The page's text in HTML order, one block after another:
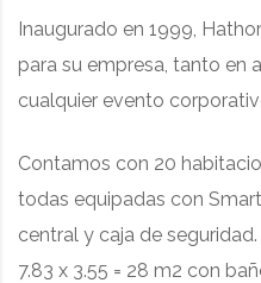
Contamos con 20
todas equipadas con
central y caja de
7.83 x 3.55 = 28 m2 con
Inaugurado en 1999,
para su empresa, tanto en
cualquier evento